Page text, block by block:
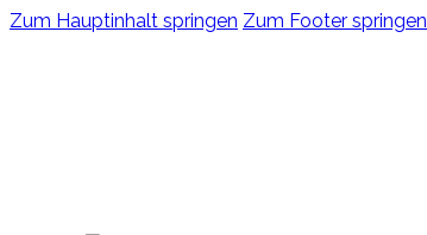
Zum Hauptinhalt springen Zum Footer springen